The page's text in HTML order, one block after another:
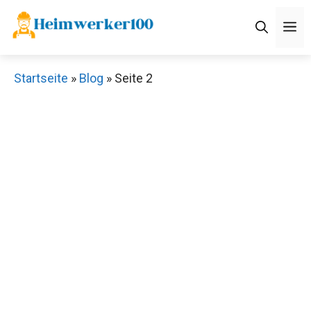
Zum
Inhalt
Startseite » Blog » Seite 2